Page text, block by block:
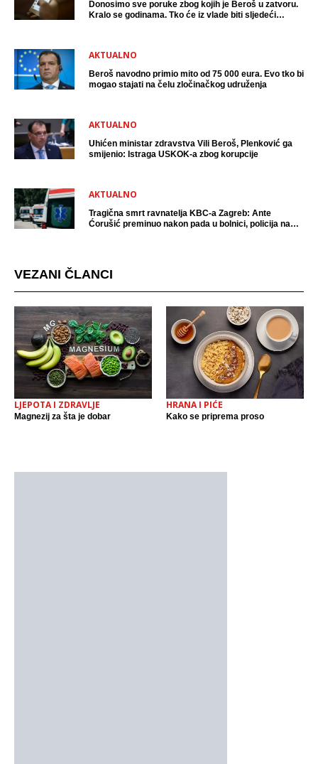
Donosimo sve poruke zbog kojih je Beroš u zatvoru.
Kralo se godinama. Tko će iz vlade biti sljedeći
AKTUALNO
Beroš navodno primio mito od 75 000 eura. Evo tko bi
mogao stajati na čelu zločinačkog udruženja
AKTUALNO
Uhićen ministar zdravstva Vili Beroš, Plenković ga
smijenio: Istraga USKOK-a zbog korupcije
AKTUALNO
Tragična smrt ravnatelja KBC-a Zagreb: Ante
Ćorušić preminuo nakon pada u bolnici, policija na
VEZANI ČLANCI
LJEPOTA I ZDRAVLJE
Magnezij za šta je dobar
HRANA I PIĆE
Kako se priprema proso